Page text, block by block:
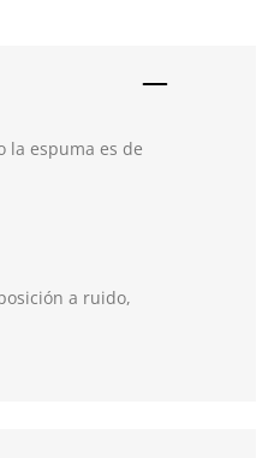
la espuma es de
a ruido,